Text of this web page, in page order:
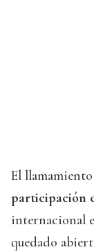
El
participación
internacional
quedado